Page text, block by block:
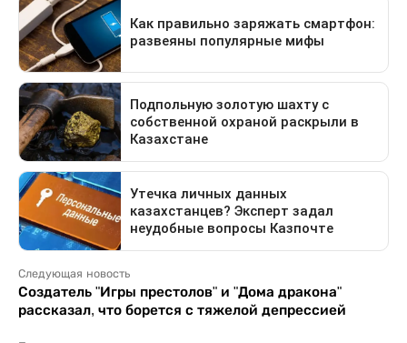
Следующая новость
Создатель "Игры престолов" и "Дома дракона"
рассказал, что борется с тяжелой депрессией